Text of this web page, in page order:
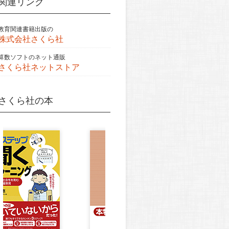
連リンク
育関連書籍出版の
式会社さくら社
数ソフトのネット通販
くら社ネットストア
くら社の本